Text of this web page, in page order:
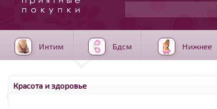
Интим Бдсм Нижнее
Красота и здоровье